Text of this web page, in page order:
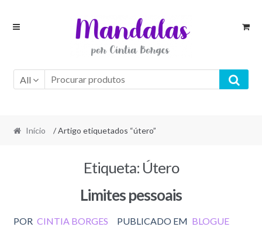
Skip
Skip
All
Início / Artigo etiquetados “útero”
Etiqueta: Útero
Limites pessoais
POR CINTIA BORGES PUBLICADO EM BLOGUE